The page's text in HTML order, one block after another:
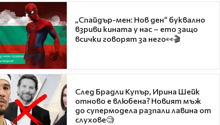
„Спайдър-мен: Нов ден“ буквално
взриви кината у нас – ето защо
всички говорят за него👀🎬
След Брадли Купър, Ирина Шейк
отново е влюбена? Новият мъж
до супермодела разпали лавина от
слухове🧐